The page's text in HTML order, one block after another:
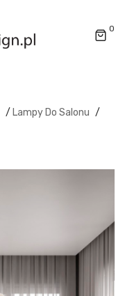
0
/ Lampy Do Salonu /